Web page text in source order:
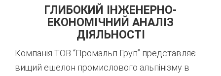
ГЛИБОКИЙ ІНЖЕНЕРНО-
ЕКОНОМІЧНИЙ АНАЛІЗ
ДІЯЛЬНОСТІ
Компанія ТОВ “Промальп Груп” представляє
вищий ешелон промислового альпінізму в